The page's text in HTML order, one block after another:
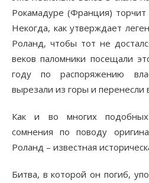
Рокамадуре (Франция)
Некогда, как утверждает
Роланд, чтобы тот не
веков паломники посещали
году по распоряжению
вырезали из горы и перенесли
Как и во многих подобных
сомнения по поводу
Роланд – известная
Битва, в которой он погиб,